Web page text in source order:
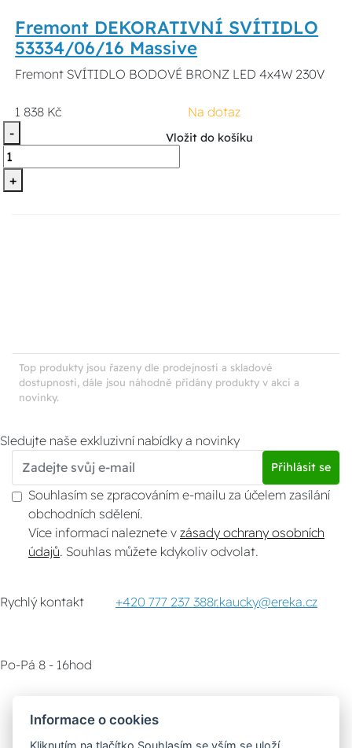
Fremont DEKORATIVNÍ SVÍTIDLO
53334/06/16 Massive
Fremont SVÍTIDLO BODOVÉ BRONZ LED 4x4W 230V
1 838 Kč
Na dotaz
-
+
Vložit do košíku
Top produkty jsou řazeny dle prodejnosti a skladové
dostupnosti, dále jsou náhodně přidány produkty v akci a
novinky.
Sledujte naše exkluzivní nabídky a novinky
Přihlásit se
Souhlasím se zpracováním e-mailu za účelem zasílání
obchodních sdělení.
Více informací naleznete v zásady ochrany osobních
údajů . Souhlas můžete kdykoliv odvolat.
Rychlý kontakt +420 777 237 388r.kaucky@ereka.cz
Po-Pá 8 - 16hod
Informace o cookies
Kliknutím na tlačítko Souhlasím se vším se uloží